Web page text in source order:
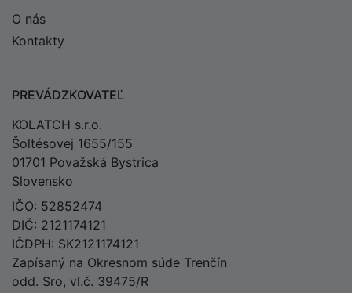
O nás
Kontakty
PREVÁDZKOVATEĽ
KOLATCH s.r.o.
Šoltésovej 1655/155
01701 Považská Bystrica
Slovensko
IČO: 52852474
DIČ: 2121174121
IČDPH: SK2121174121
Zapísaný na Okresnom súde Trenčín
odd. Sro, vl.č. 39475/R